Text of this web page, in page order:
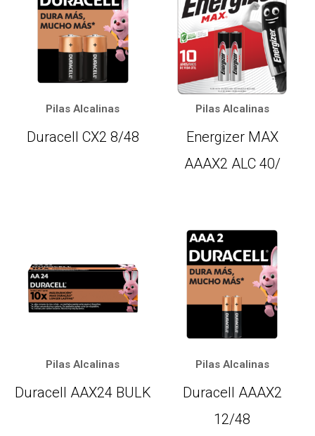
Pilas Alcalinas
Duracell CX2 8/48
Pilas Alcalinas
Energizer MAX
AAAX2 ALC 40/
Pilas Alcalinas
Duracell AAX24 BULK
Pilas Alcalinas
Duracell AAAX2
12/48